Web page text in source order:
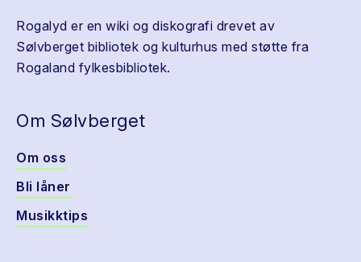
Rogalyd er en wiki og diskografi drevet av
Sølvberget bibliotek og kulturhus med støtte fra
Rogaland fylkesbibliotek.
Om Sølvberget
Om oss
Bli låner
Musikktips